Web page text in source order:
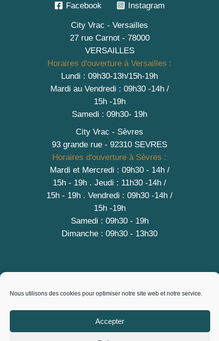
Nous utilisons des cookies pour optimiser notre site web et notre service.
Accepter
Facebook Instagram
City Vrac - Versailles
27 rue Carnot - 78000
VERSAILLES
Horaires d'ouverture à Versailles :
Lundi : 09h30-13h/15h-19h
Mardi au Vendredi : 09h30 -14h /
15h -19h
Samedi : 09h30- 19h
City Vrac - Sèvres
93 grande rue - 92310 SEVRES
Horaires d'ouverture à Sèvres :
Mardi et Mercredi : 09h30 - 14h /
15h - 19h . Jeudi : 11h30 -14h /
15h - 19h . Vendredi : 09h30 -14h /
15h -19h
Samedi : 09h30 - 19h
Dimanche : 09h30 - 13h30
A PROPOS
Mentions légales